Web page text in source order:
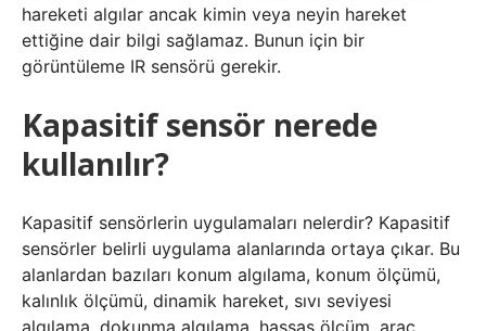
hareketi algılar ancak kimin veya neyin hareket
ettiğine dair bilgi sağlamaz. Bunun için bir
görüntüleme IR sensörü gerekir.
Kapasitif sensör nerede
kullanılır?
Kapasitif sensörlerin uygulamaları nelerdir? Kapasitif
sensörler belirli uygulama alanlarında ortaya çıkar. Bu
alanlardan bazıları konum algılama, konum ölçümü,
kalınlık ölçümü, dinamik hareket, sıvı seviyesi
algılama, dokunma algılama, hassas ölçüm, araç